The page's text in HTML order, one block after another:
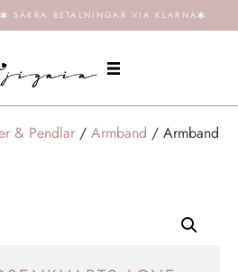
SÄKRA BETALNINGAR VIA KLARNA
& Pendlar / Armband / Armband